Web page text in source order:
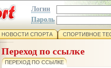
Логин
Пароль
НОВОСТИ СПОРТА СПОРТИВНОЕ
Переход по ссылке
ПЕРЕХОД ПО ССЫЛКЕ